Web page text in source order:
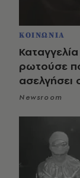
ΚΟΙΝΩΝΙΑ
ρωτούσε
ασελγήσει
Newsroom